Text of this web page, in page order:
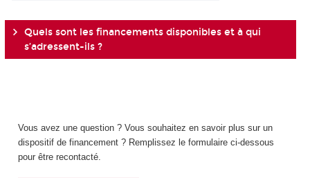
Quels sont les financements disponibles et à qui
s’adressent-ils ?
Vous avez une question ? Vous souhaitez en savoir plus sur un
dispositif de financement ? Remplissez le formulaire ci-dessous
pour être recontacté.